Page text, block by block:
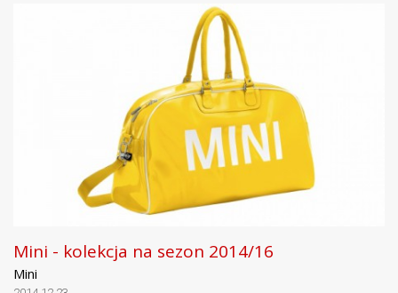
Mini - kolekcja na sezon 2014/16
Mini